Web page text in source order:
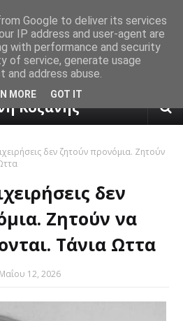
πρόγνωση καιρού από το
Κοζάνης
δεν ζητούν προνόμια. Ζητούν
δεν
Ζητούν να
Τάνια Ωττα
12, 2026
Google to deliver its services
IP address and user-agent are
with performance and security
of service, generate usage
address abuse.
MORE GOT IT